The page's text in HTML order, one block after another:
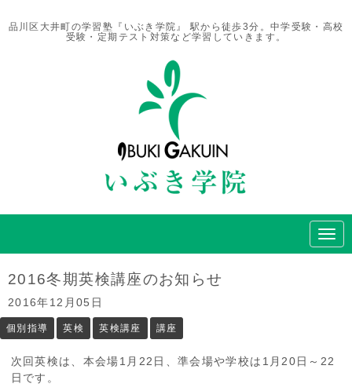
品川区大井町の学習塾『いぶき学院』 駅から徒歩3分。中学受験・高校
受験・定期テスト対策など学習していきます。
N
a
2016冬期英検講座のお知らせ
2016年12月05日
個別指導 英検 英検講座 講座
次回英検は、本会場1月22日、準会場や学校は1月20日～22
日です。